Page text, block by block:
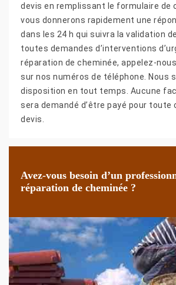
devis en remplissant le formulaire de
vous donnerons rapidement une
dans les 24 h qui suivra la validation
toutes demandes d’interventions
réparation de cheminée, appelez-
sur nos numéros de téléphone. Nous
disposition en tout temps. Aucune
sera demandé d’être payé pour toute
devis.
Avez-vous besoin d’un
réparation de cheminée ?